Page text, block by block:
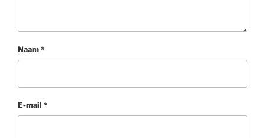
Naam*
E-mail *